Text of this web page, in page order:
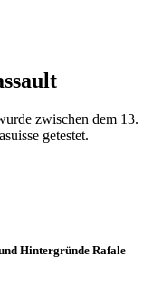
zwischen dem 13.
getestet.
Hintergründe Rafale